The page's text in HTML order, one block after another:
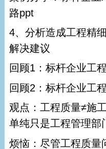
路ppt
4、分析造成工程精
解决建议
回顾1：标杆企业工
回顾2：标杆企业工
观点：工程质量≠施
单纯只是工程管理部
烦恼：尽管工程质量